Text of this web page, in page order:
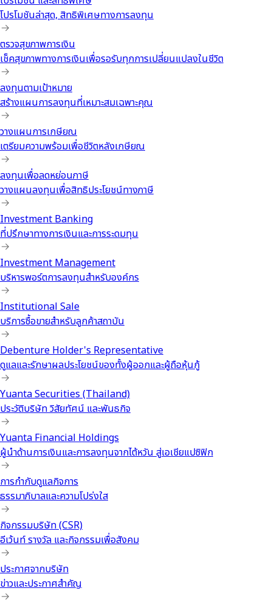
โปรโมชันล่าสุด, สิทธิพิเศษทางการลงทุน
ตรวจสุขภาพการเงิน
เช็คสุขภาพทางการเงินเพื่อรอรับทุกการเปลี่ยนแปลงในชีวิต
ลงทุนตามเป้าหมาย
สร้างแผนการลงทุนที่เหมาะสมเฉพาะคุณ
วางแผนการเกษียณ
เตรียมความพร้อมเพื่อชีวิตหลังเกษียณ
ลงทุนเพื่อลดหย่อนภาษี
วางแผนลงทุนเพื่อสิทธิประโยชน์ทางภาษี
Investment Banking
ที่ปรึกษาทางการเงินและการระดมทุน
Investment Management
บริหารพอร์ตการลงทุนสำหรับองค์กร
Institutional Sale
บริการซื้อขายสำหรับลูกค้าสถาบัน
Debenture Holder's Representative
ดูแลและรักษาผลประโยชน์ของทั้งผู้ออกและผู้ถือหุ้นกู้
Yuanta Securities (Thailand)
ประวัติบริษัท วิสัยทัศน์ และพันธกิจ
Yuanta Financial Holdings
ผู้นำด้านการเงินและการลงทุนจากไต้หวัน สู่เอเชียแปซิฟิก
การกำกับดูแลกิจการ
ธรรมาภิบาลและความโปร่งใส
กิจกรรมบริษัท (CSR)
อีเว้นท์ รางวัล และกิจกรรมเพื่อสังคม
ประกาศจากบริษัท
ข่าวและประกาศสำคัญ